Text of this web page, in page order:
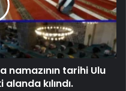
tarihi Ulu
kılındı.